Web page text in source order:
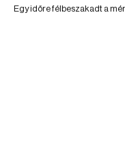
Egy időre félbeszakadt a